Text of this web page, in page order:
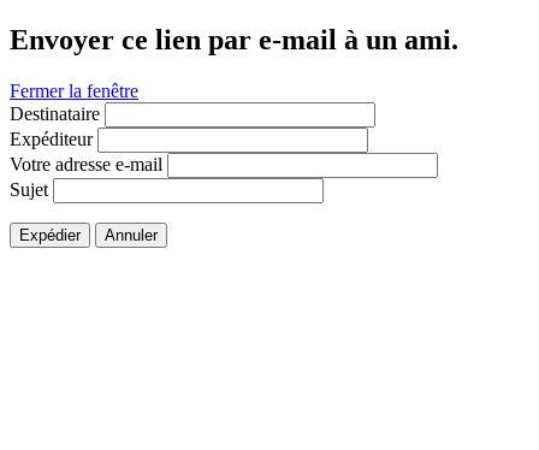
Envoyer ce lien par e-mail à un ami.
Fermer la fenêtre
Destinataire
Expéditeur
Votre adresse e-mail
Sujet
Expédier Annuler